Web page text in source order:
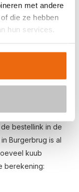
met andere
die ze hebben
hun services.
jou in de buurt die
Dan ben je
kant-en-klaar
vrijblijvend
voor
binnen
e-mail voor
bestellink in de
Burgerbrug is al
kuub
berekening: